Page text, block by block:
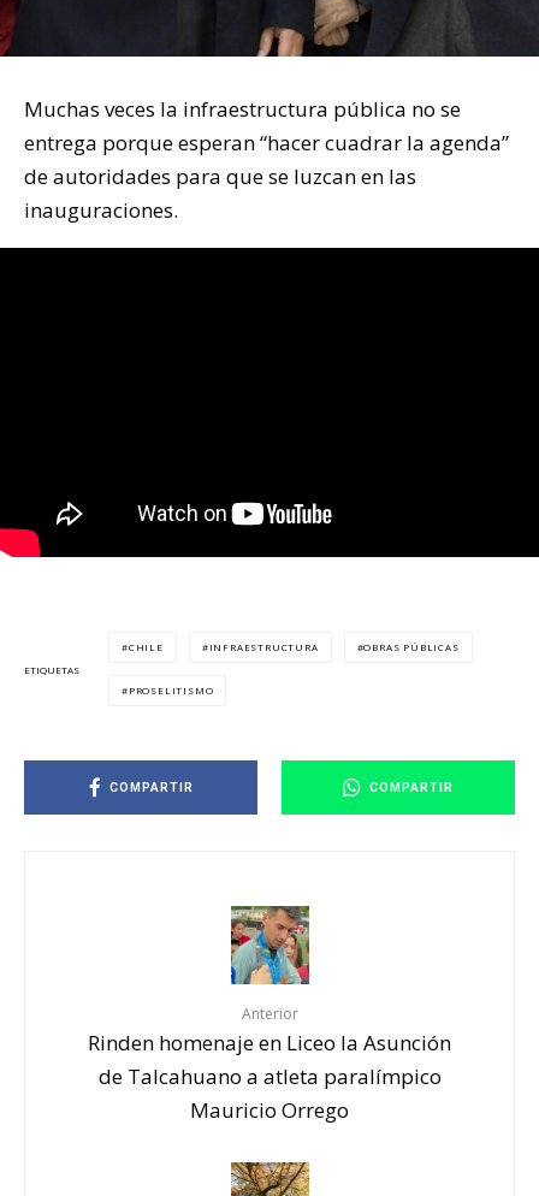
Muchas veces la infraestructura pública no se
entrega porque esperan “hacer cuadrar la agenda”
de autoridades para que se luzcan en las
inauguraciones.
ETIQUETAS
CHILE INFRAESTRUCTURA OBRAS PÚBLICAS
PROSELITISMO
COMPARTIR COMPARTIR
Anterior
Rinden homenaje en Liceo la Asunción
de Talcahuano a atleta paralímpico
Mauricio Orrego